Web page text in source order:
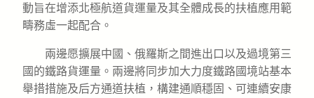
動旨在增添北極航道貨運量及其全體成長的扶植應用範
疇務虛一起配合。
兩邊愿擴展中國、俄羅斯之間進出口以及過境第三
國的鐵路貨運量。兩邊將同步加大力度鐵路國境站基本
舉措措施及后方通道扶植，構建通順穩固、可連續安康